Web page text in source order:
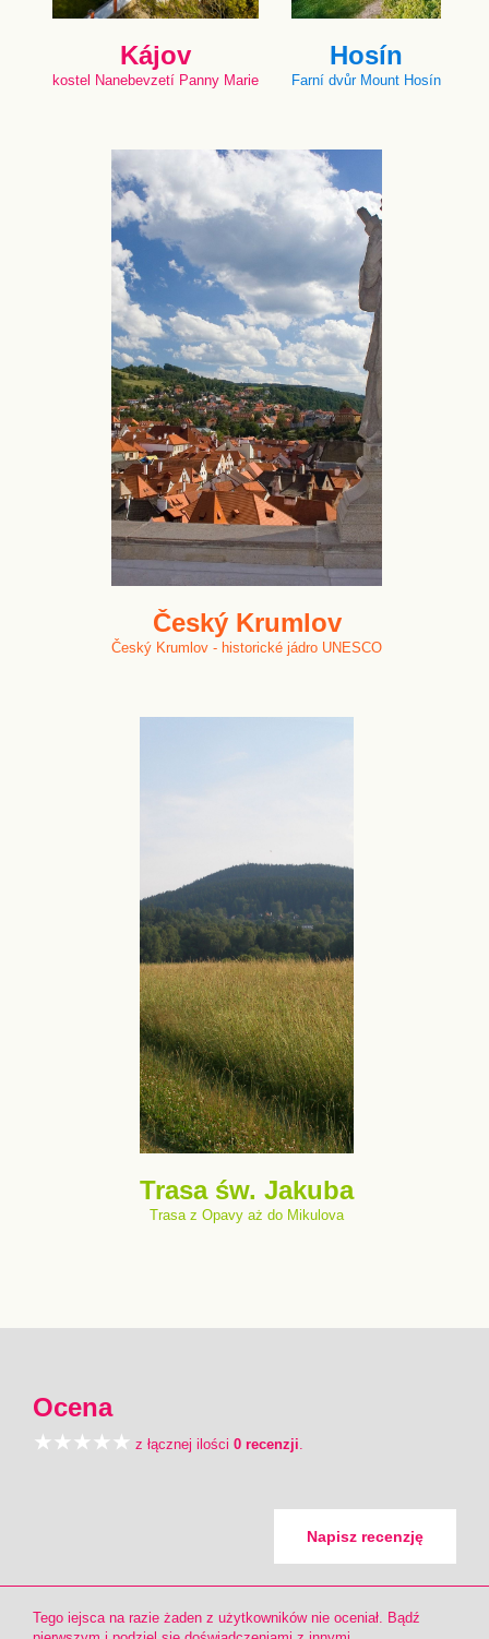
Kájov
kostel Nanebevzetí Panny Marie
Hosín
Farní dvůr Mount Hosín
Český Krumlov
Český Krumlov - historické jádro UNESCO
Trasa św. Jakuba
Trasa z Opavy aż do Mikulova
Ocena
z łącznej ilości 0 recenzji.
Napisz recenzję
Tego iejsca na razie żaden z użytkowników nie oceniał. Bądź